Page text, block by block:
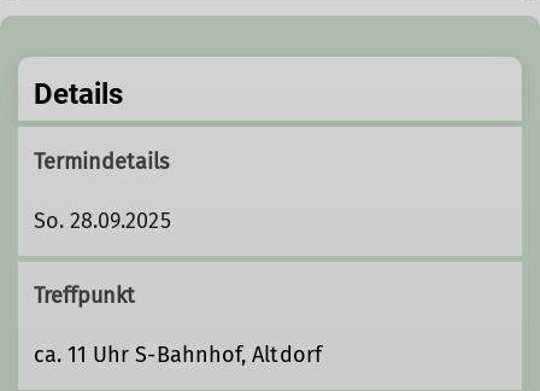
Details
Termindetails
So. 28.09.2025
Treffpunkt
ca. 11 Uhr S-Bahnhof, Altdorf